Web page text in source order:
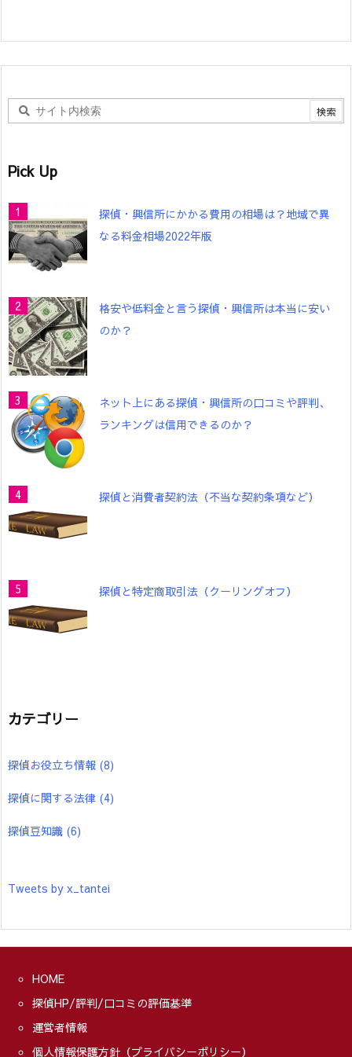
Pick Up
探偵・興信所にかかる費用の相場は？地域で異
なる料金相場2022年版
格安や低料金と言う探偵・興信所は本当に安い
のか？
ネット上にある探偵・興信所の口コミや評判、
ランキングは信用できるのか？
探偵と消費者契約法（不当な契約条項など）
探偵と特定商取引法（クーリングオフ）
カテゴリー
探偵お役立ち情報 (8)
探偵に関する法律 (4)
探偵豆知識 (6)
Tweets by x_tantei
HOME
探偵HP/評判/口コミの評価基準
運営者情報
個人情報保護方針（プライバシーポリシー）